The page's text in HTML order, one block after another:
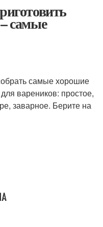
самые
самые хорошие
вареников: простое,
заварное. Берите на